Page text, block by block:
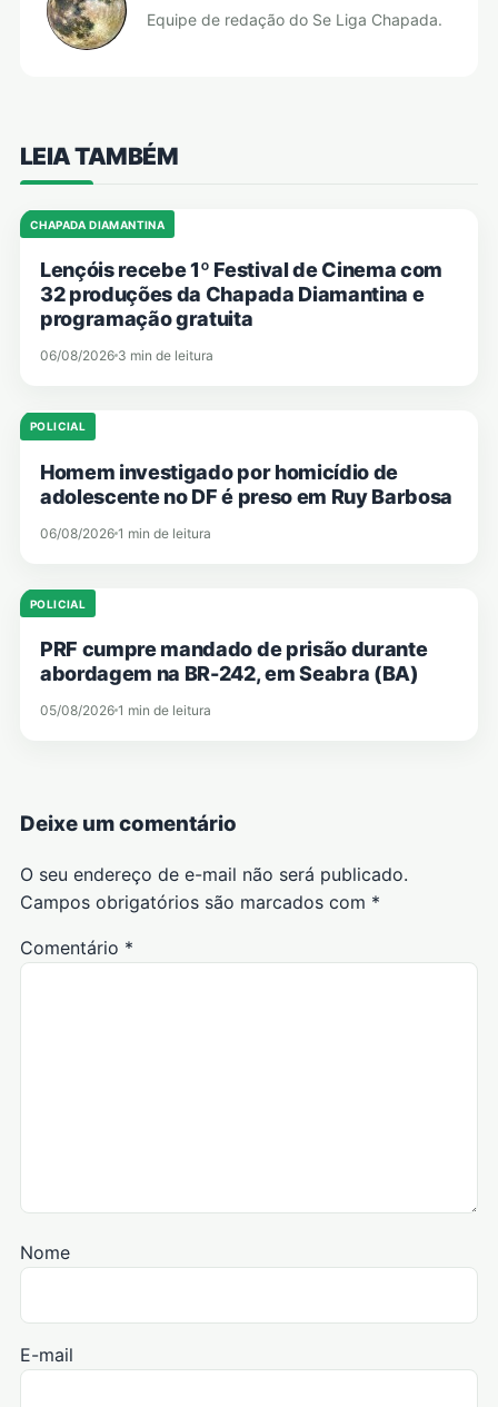
Equipe de redação do Se Liga Chapada.
LEIA TAMBÉM
CHAPADA DIAMANTINA
Lençóis recebe 1º Festival de Cinema com
32 produções da Chapada Diamantina e
programação gratuita
06/08/2026 3 min de leitura
POLICIAL
Homem investigado por homicídio de
adolescente no DF é preso em Ruy Barbosa
06/08/2026 1 min de leitura
POLICIAL
PRF cumpre mandado de prisão durante
abordagem na BR-242, em Seabra (BA)
05/08/2026 1 min de leitura
Deixe um comentário
O seu endereço de e-mail não será publicado.
Campos obrigatórios são marcados com *
Comentário *
Nome
E-mail